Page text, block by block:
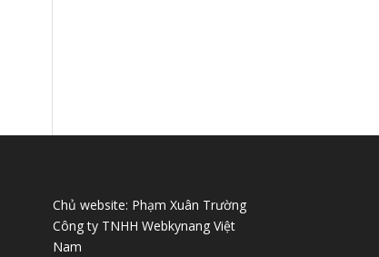
Chủ website: Phạm Xuân Trường
Công ty TNHH Webkynang Việt
Nam